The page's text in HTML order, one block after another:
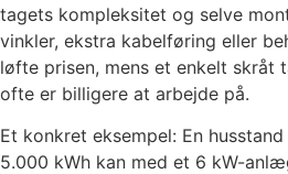
tagets kompleksitet og selve
vinkler, ekstra kabelføring eller
løfte prisen, mens et enkelt skråt
ofte er billigere at arbejde på.
Et konkret eksempel: En
5.000 kWh kan med et 6 kW-